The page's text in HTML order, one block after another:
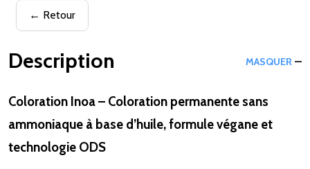
← Retour
Description MASQUER
Coloration Inoa – Coloration permanente sans
ammoniaque à base d’huile, formule végane et
technologie ODS